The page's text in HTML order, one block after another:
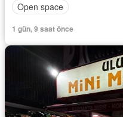
Open space
1 gün, 9 saat önce